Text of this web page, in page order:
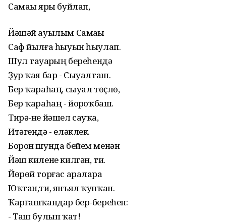
Самаҙы яры буйлап,
Йәшәй ауылым Самаҙы
Саф йылға һыуын һыулап.
Шул тауҙарҙың береһендә
Ҙур ҡая бар - Сыуалташ.
Бер ҡараһаң, сыуал төҫлө,
Бер ҡараһаң - йоҙроҡбаш.
Тирә-не йәшел сауҡа,
Итәгендә - еләклек.
Борон шунда бейем менән
Йәш килене килгән, ти.
Йөрөй торғас араларҙа
Юҡтан,ти, янъял ҡупҡан.
Ҡарғашҡандар бер-береһен:
- Таш булып ҡат!